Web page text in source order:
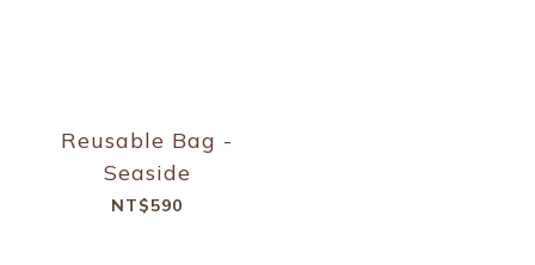
Reusable Bag -
Seaside
NT$590